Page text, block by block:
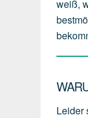
weiß,
Leider